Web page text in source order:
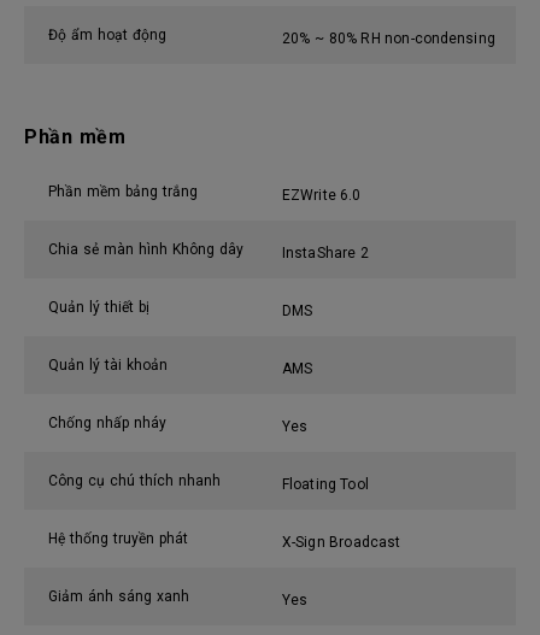
Độ ẩm hoạt động 20% ~ 80% RH non-condensing
Phần mềm
Phần mềm bảng trắng EZWrite 6.0
Chia sẻ màn hình Không dây InstaShare 2
Quản lý thiết bị DMS
Quản lý tài khoản AMS
Chống nhấp nháy Yes
Công cụ chú thích nhanh Floating Tool
Hệ thống truyền phát X-Sign Broadcast
Giảm ánh sáng xanh Yes